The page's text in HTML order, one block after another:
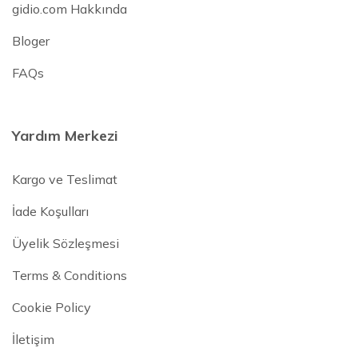
gidio.com Hakkında
Bloger
FAQs
Yardım Merkezi
Kargo ve Teslimat
İade Koşulları
Üyelik Sözleşmesi
Terms & Conditions
Cookie Policy
İletişim